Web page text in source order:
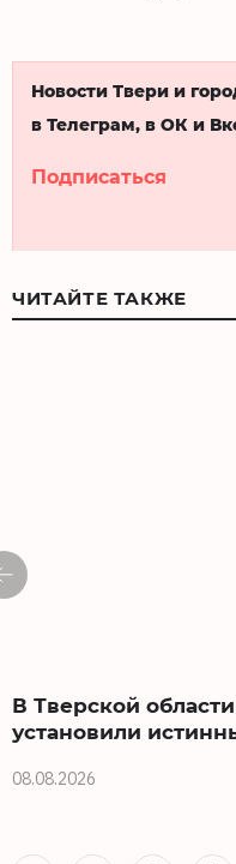
Новости Твери и
в Телеграм, в ОК и
Подписаться
ЧИТАЙТЕ ТАКЖЕ
В Тверской
установили
08.08.2026